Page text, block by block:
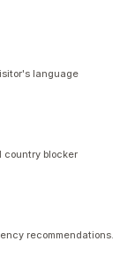
language
country blocker
recommendations.